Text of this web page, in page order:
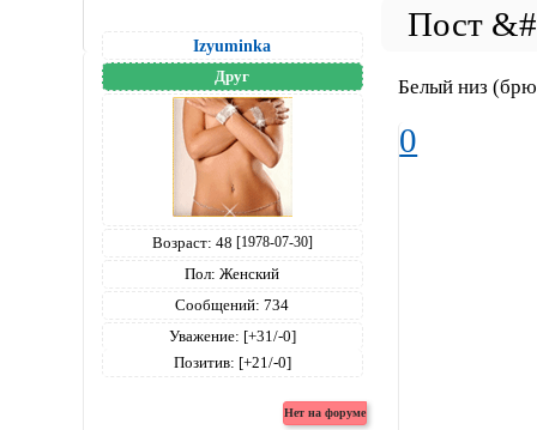
Izyuminka
Друг
Возраст: 48 [1978-07-30]
Пол: Женский
Сообщений: 734
Уважение: [+31/-0]
Позитив: [+21/-0]
Белый низ
0